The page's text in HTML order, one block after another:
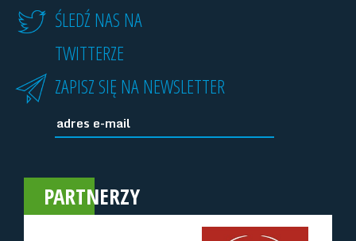
ŚLEDŹ NAS NA
TWITTERZE
ZAPISZ SIĘ NA NEWSLETTER
PARTNERZY